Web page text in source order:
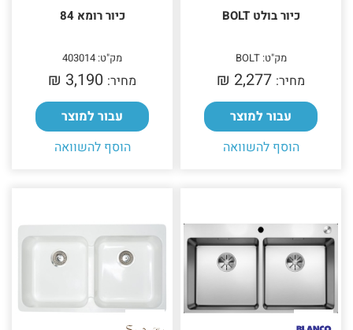
כיור בולט BOLT
מק"ט: BOLT
מחיר: 2,277 ₪‎
עבור למוצר
הוסף להשוואה
כיור רומא 84
מק"ט: 403014
מחיר: 3,190 ₪‎
עבור למוצר
הוסף להשוואה